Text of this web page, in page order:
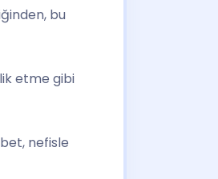
bu
etme gibi
nefisle